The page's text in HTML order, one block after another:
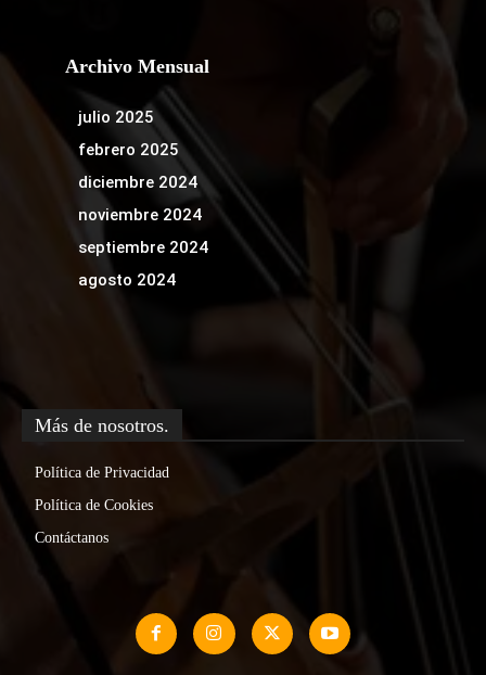
Archivo Mensual
julio 2025
febrero 2025
diciembre 2024
noviembre 2024
septiembre 2024
agosto 2024
Más de nosotros.
Política de Privacidad
Política de Cookies
Contáctanos